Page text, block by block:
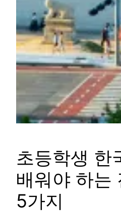
초등학생 한
배워야 하는
5가지